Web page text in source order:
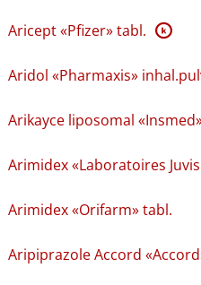
Aricept «Pfizer» tabl. K
Aridol «Pharmaxis»
Arikayce liposomal
Arimidex «Laboratoires
Arimidex «Orifarm» tabl.
Aripiprazole Accord